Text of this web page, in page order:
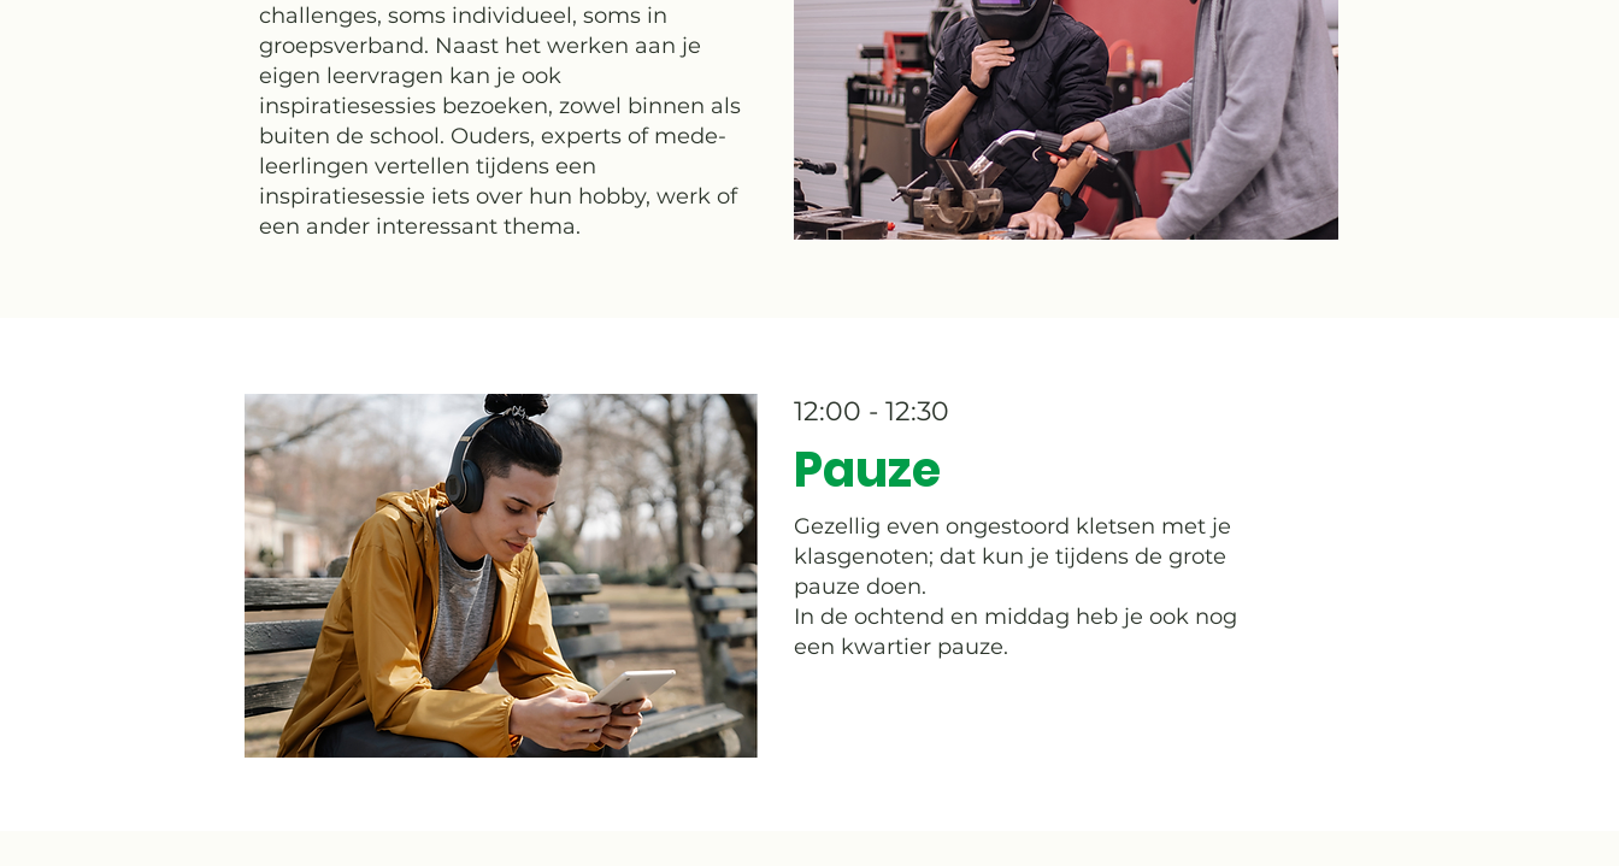
challenges, soms individueel, soms in
groepsverband. Naast het werken aan je
eigen leervragen kan je ook
inspiratiesessies bezoeken, zowel binnen als
buiten de school. Ouders, experts of mede-
leerlingen vertellen tijdens een
inspiratiesessie iets over hun hobby, werk of
een ander interessant thema.
12:00 - 12:30
Pauze
Gezellig even ongestoord kletsen met je
klasgenoten; dat kun je tijdens de grote
pauze doen.
In de ochtend en middag heb je ook nog
een kwartier pauze.